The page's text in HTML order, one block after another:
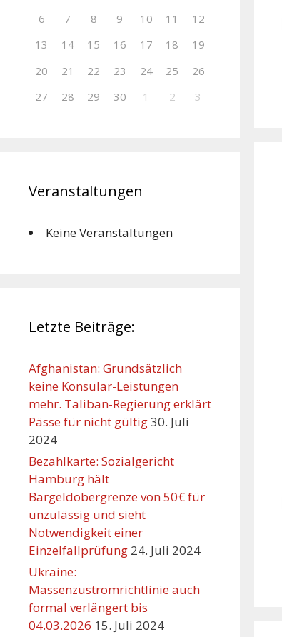
6
7 8 9 10 11
12
13
14 15 16 17 18
19
20
21 22 23 24 25
26
27
28 29 30 1 2 3
Veranstaltungen
Keine Veranstaltungen
Letzte Beiträge:
Afghanistan: Grundsätzlich
keine Konsular-Leistungen
mehr. Taliban-Regierung erklärt
Pässe für nicht gültig30. Juli
2024
Bezahlkarte: Sozialgericht
Hamburg hält
Bargeldobergrenze von 50€ für
unzulässig und sieht
Notwendigkeit einer
Einzelfallprüfung 24. Juli 2024
Ukraine:
Massenzustromrichtlinie auch
formal verlängert bis
04.03.2026 15. Juli 2024